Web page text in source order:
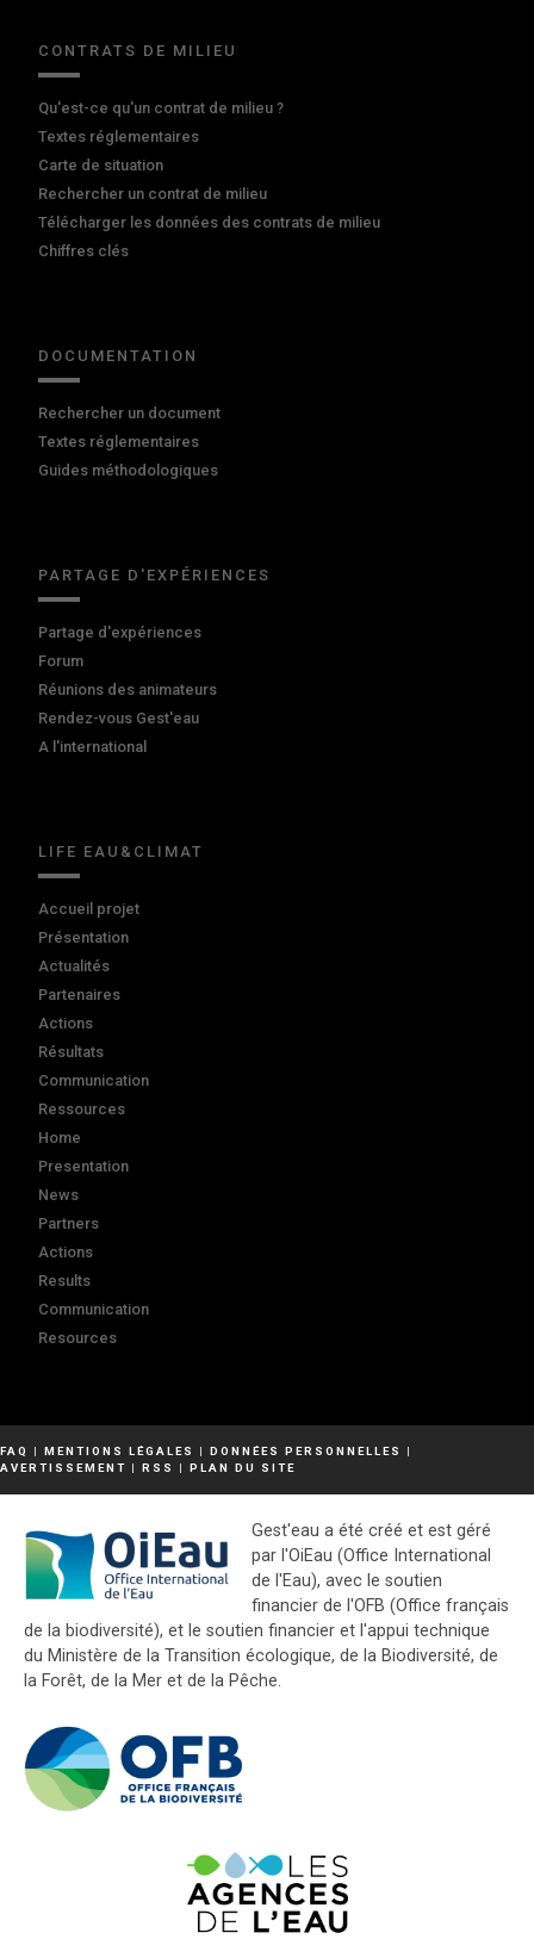
CONTRATS DE MILIEU
Qu'est-ce qu'un contrat de milieu ?
Textes réglementaires
Carte de situation
Rechercher un contrat de milieu
Télécharger les données des contrats de milieu
Chiffres clés
DOCUMENTATION
Rechercher un document
Textes réglementaires
Guides méthodologiques
PARTAGE D'EXPÉRIENCES
Partage d'expériences
Forum
Réunions des animateurs
Rendez-vous Gest'eau
A l'international
LIFE EAU&CLIMAT
Accueil projet
Présentation
Actualités
Partenaires
Actions
Résultats
Communication
Ressources
Home
Presentation
News
Partners
Actions
Results
Communication
Resources
FAQ | MENTIONS LÉGALES | DONNÉES PERSONNELLES
|
AVERTISSEMENT | RSS | PLAN DU SITE
Gest'eau a été créé et est géré
par l'OiEau (Office International
de l'Eau), avec le soutien
financier de l'OFB (Office français
de la biodiversité), et le soutien financier et l'appui technique
du Ministère de la Transition écologique, de la Biodiversité, de
la Forêt, de la Mer et de la Pêche.